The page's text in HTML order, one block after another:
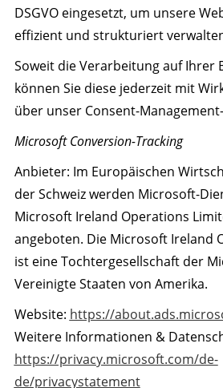
DSGVO eingesetzt, um unsere
effizient und strukturiert
Soweit die Verarbeitung auf Ihrer
können Sie diese jederzeit mit
über unser Consent-
Microsoft Conversion-Tracking
Anbieter: Im Europäischen
der Schweiz werden Microsoft-
Microsoft Ireland Operations
angeboten. Die Microsoft Ireland
ist eine Tochtergesellschaft der
Vereinigte Staaten von Amerika.
Website: https://
Weitere Informationen &
https://privacy.microsoft.com/de-
de/privacystatement